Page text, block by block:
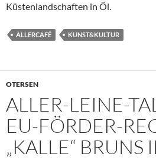
Küstenlandschaften in Öl.
ALLERCAFÉ KUNST&KULTUR
OTERSEN
ALLER-LEINE-
EU-FÖRDER-
„KALLE“ BRUNS